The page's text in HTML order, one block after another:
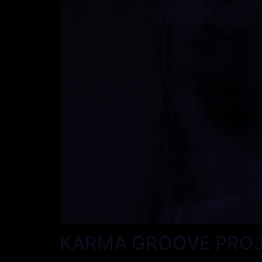
KARMA GROOVE